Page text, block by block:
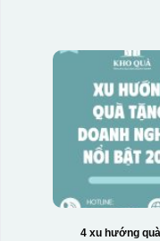
4 xu hướng